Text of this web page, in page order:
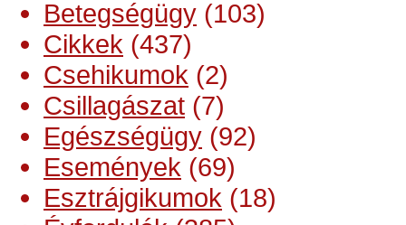
Betegségügy (103)
Cikkek (437)
Csehikumok (2)
Csillagászat (7)
Egészségügy (92)
Események (69)
Esztrájgikumok (18)